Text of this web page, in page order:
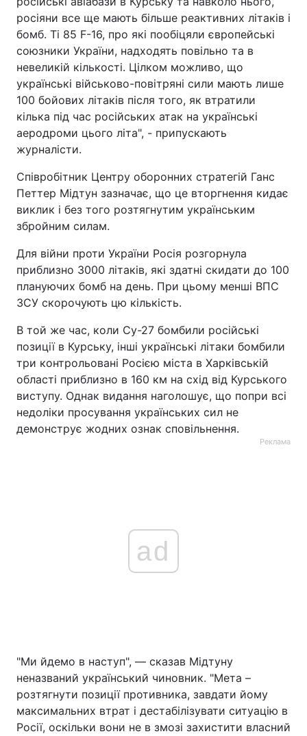
росіяни все ще мають більше реактивних літаків і
бомб. Ті 85 F-16, про які пообіцяли європейські
союзники України, надходять повільно та в
невеликій кількості. Цілком можливо, що
українські військово-повітряні сили мають лише
100 бойових літаків після того, як втратили
кілька під час російських атак на українські
аеродроми цього літа", - припускають
журналісти.
Співробітник Центру оборонних стратегій Ганс
Петтер Мідтун зазначає, що це вторгнення кидає
виклик і без того розтягнутим українським
збройним силам.
Для війни проти України Росія розгорнула
приблизно 3000 літаків, які здатні скидати до 100
плануючих бомб на день. При цьому менші ВПС
ЗСУ скорочують цю кількість.
В той же час, коли Су-27 бомбили російські
позиції в Курську, інші українські літаки бомбили
три контрольовані Росією міста в Харківській
області приблизно в 160 км на схід від Курського
виступу. Однак видання наголошує, що попри всі
недоліки просування українських сил не
демонструє жодних ознак сповільнення.
Реклама
ad
"Ми йдемо в наступ", — сказав Мідтуну
неназваний український чиновник. "Мета –
розтягнути позиції противника, завдати йому
максимальних втрат і дестабілізувати ситуацію в
Росії, оскільки вони не в змозі захистити власний